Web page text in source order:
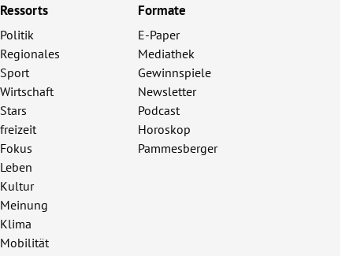
Ressorts
Politik
Regionales
Sport
Wirtschaft
Stars
freizeit
Fokus
Leben
Kultur
Meinung
Klima
Mobilität
Formate
E-Paper
Mediathek
Gewinnspiele
Newsletter
Podcast
Horoskop
Pammesberger